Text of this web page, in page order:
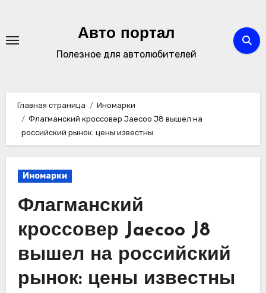
содержимому
Авто портал
Полезное для автолюбителей
Главная страница
Иномарки
Флагманский кроссовер Jaecoo J8 вышел на
российский рынок: цены известны
Иномарки
Флагманский
кроссовер Jaecoo J8
вышел на российский
рынок: цены известны